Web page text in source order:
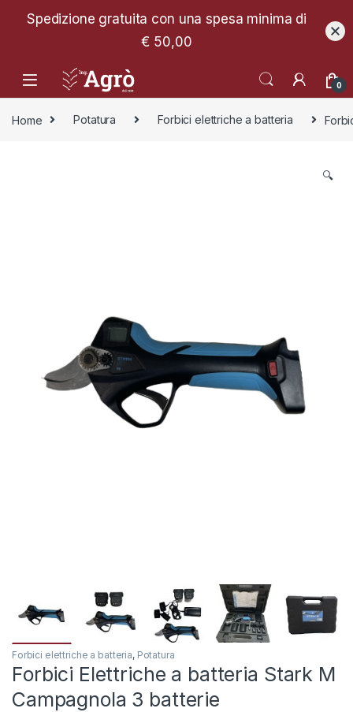
0
Home Potatura Forbici elettriche a batteria
🔍
Forbici elettriche a batteria, Potatura
Forbici Elettriche a batteria Stark M
Campagnola 3 batterie
Spedizione gratuita con una spesa minima di
€ 50,00